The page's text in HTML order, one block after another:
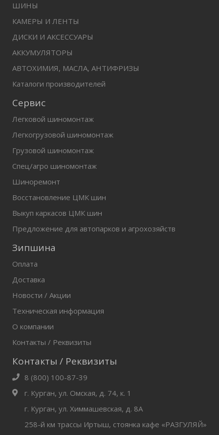
ШИНЫ
КАМЕРЫ И ЛЕНТЫ
ДИСКИ И АКСЕССУАРЫ
АККУМУЛЯТОРЫ
АВТОХИМИЯ, МАСЛА, АНТИФРИЗЫ
Каталоги производителей
Сервис
Легковой шиномонтаж
Легкогрузовой шиномонтаж
Грузовой шиномонтаж
Спец/агро шиномонтаж
Шиноремонт
Восстановление ЦМК шин
Выкуп каркасов ЦМК шин
Предложение для автопарков и агрохозяйств
Зипшина
Оплата
Доставка
Новости / Акции
Техническая информация
О компании
Контакты / Реквизиты
Контакты / Реквизиты
8 (800) 100-87-39
г. Курган, ул. Омская, д. 74, к. 1
г. Курган, ул. Химмашевская, д. 8А
258-й км трассы Иртыш, стоянка кафе «РАЗГУЛЯЙ»